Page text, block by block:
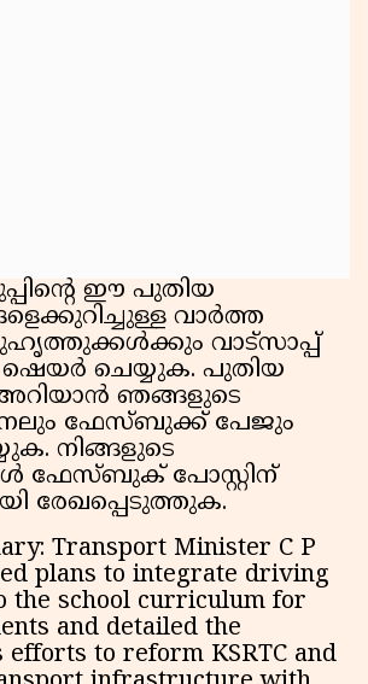
ഈ പുതിയ
വാർത്ത
വാട്സാപ്പ്
ഷെയർ ചെയ്യുക. പുതിയ
ഞങ്ങളുടെ
ഫേസ്ബുക്ക് പേജും
നിങ്ങളുടെ
ഫേസ്ബുക് പോസ്റ്റിന്
രേഖപ്പെടുത്തുക.
Transport Minister C P
plans to integrate driving
the school curriculum for
and detailed the
to reform KSRTC and